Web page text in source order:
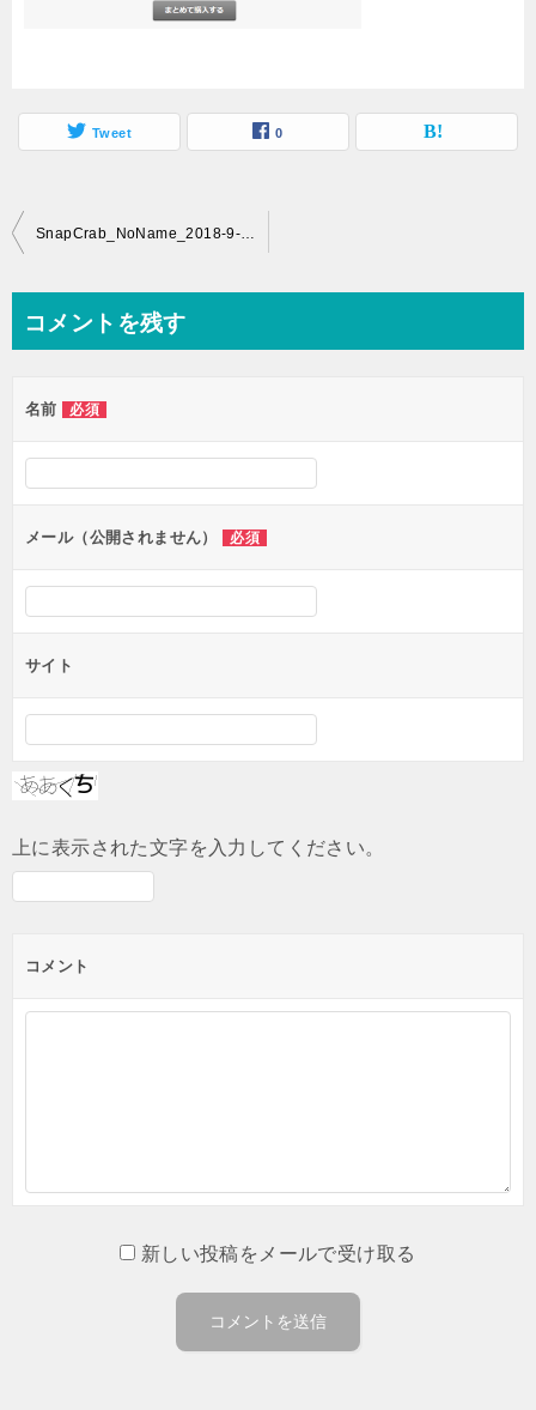
Tweet 0
投
ビ
ー
シ
ン
SnapCrab_NoName_2018-9-7_16-48-4_No-00
コメントを残す
名前 必須
メール（公開されません） 必須
サイト
上に表示された文字を入力してください。
コメント
新しい投稿をメールで受け取る